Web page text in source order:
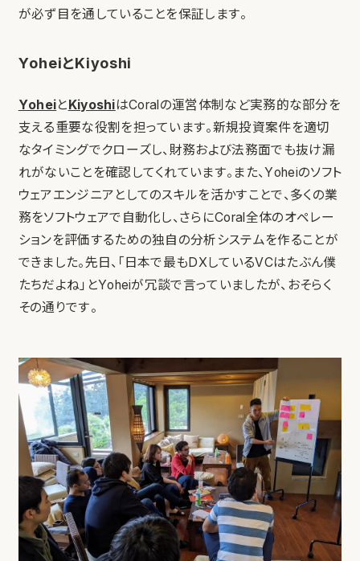
が必ず目を通していることを保証します。
YoheiとKiyoshi
Yoheiと KiyoshiはCoralの運営体制など実務的な部分を
支える重要な役割を担っています。新規投資案件を適切
なタイミングでクローズし、財務および法務面でも抜け漏
れがないことを確認してくれています。また、Yoheiのソフト
ウェアエンジニアとしてのスキルを活かすことで、多くの業
務をソフトウェアで自動化し、さらにCoral全体のオペレー
ションを評価するための独自の分析システムを作ることが
できました。先日、「日本で最もDXしているVCはたぶん僕
たちだよね」とYoheiが冗談で言っていましたが、おそらく
その通りです。